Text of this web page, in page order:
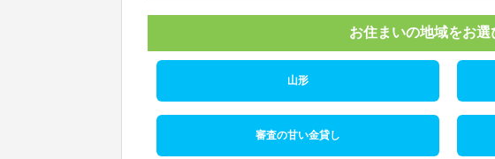
お住まいの地域をお選
山形
審査の甘い金貸し